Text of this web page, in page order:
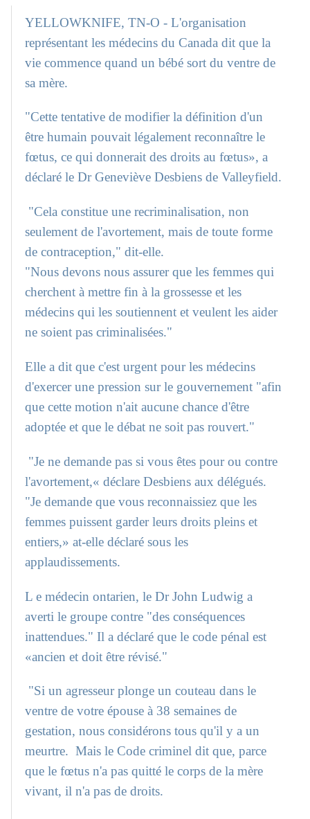
YELLOWKNIFE, TN-O - L'organisation
représentant les médecins du Canada dit que la
vie commence quand un bébé sort du ventre de
sa mère.
"Cette tentative de modifier la définition d'un
être humain pouvait légalement reconnaître le
fœtus, ce qui donnerait des droits au fœtus», a
déclaré le Dr Geneviève Desbiens de Valleyfield.
"Cela constitue une recriminalisation, non
seulement de l'avortement, mais de toute forme
de contraception," dit-elle.
"Nous devons nous assurer que les femmes qui
cherchent à mettre fin à la grossesse et les
médecins qui les soutiennent et veulent les aider
ne soient pas criminalisées."
Elle a dit que c'est urgent pour les médecins
d'exercer une pression sur le gouvernement "afin
que cette motion n'ait aucune chance d'être
adoptée et que le débat ne soit pas rouvert."
"Je ne demande pas si vous êtes pour ou contre
l'avortement,« déclare Desbiens aux délégués.
"Je demande que vous reconnaissiez que les
femmes puissent garder leurs droits pleins et
entiers,» at-elle déclaré sous les
applaudissements.
L e médecin ontarien, le Dr John Ludwig a
averti le groupe contre "des conséquences
inattendues." Il a déclaré que le code pénal est
«ancien et doit être révisé."
"Si un agresseur plonge un couteau dans le
ventre de votre épouse à 38 semaines de
gestation, nous considérons tous qu'il y a un
meurtre. Mais le Code criminel dit que, parce
que le fœtus n'a pas quitté le corps de la mère
vivant, il n'a pas de droits.